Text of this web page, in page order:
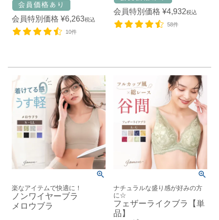
会員特別価格 ¥6,263税込
10件
会員特別価格 ¥4,932税込
58件
楽なアイテムで快適に！
ノンワイヤーブラ
メロウブラ
ナチュラルな盛り感が好みの方
に☆
フェザーライクブラ【単
品】